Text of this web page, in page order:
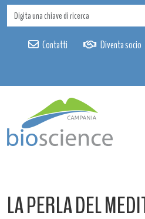
Contatti Diventa socio
LA PERLA DEL